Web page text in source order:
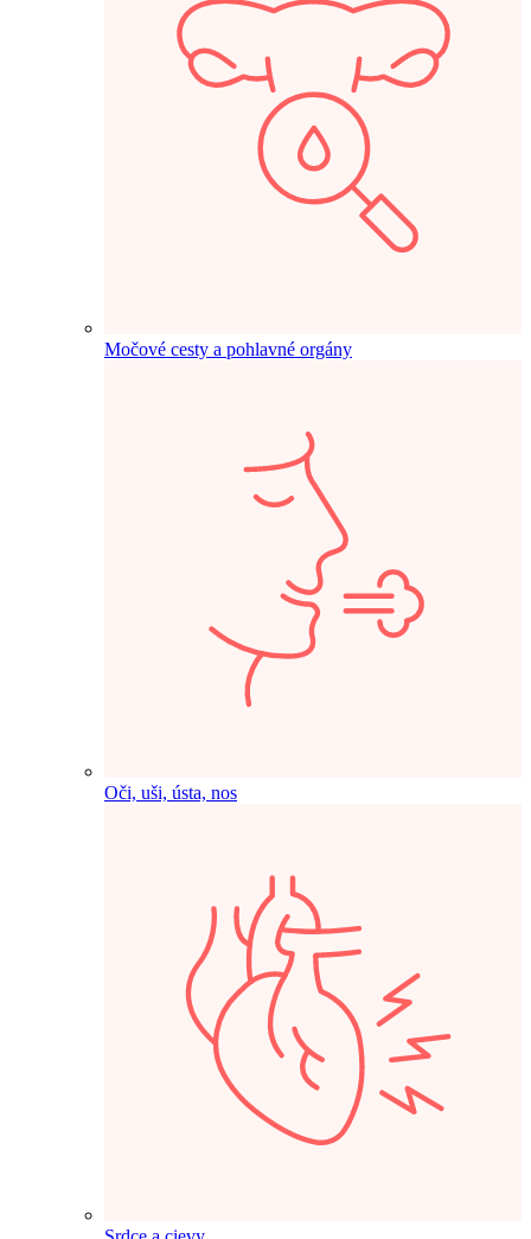
Močové cesty a pohlavné orgány
Oči, uši, ústa, nos